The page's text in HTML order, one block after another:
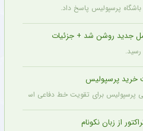
باشگاه پرسپولیس پاسخ داد.
خرید پرسپولیس
پرسپولیس برای تقویت خط دفاعی است؛ با
از زبان نکونام